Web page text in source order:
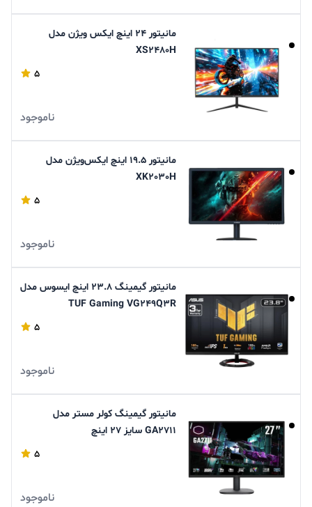
مانیتور 24 اینچ ایکس ویژن مدل
XS2480H
5
ناموجود
مانیتور 19.5 اینچ ایکس‌ویژن مدل
XK2030H
5
ناموجود
مانیتور گیمینگ ۲۳.۸ اینچ ایسوس مدل
TUF Gaming VG۲۴۹Q۳R
5
ناموجود
مانیتور گیمینگ کولر مستر مدل
GA۲۷۱۱ سایز ۲۷ اینچ
5
ناموجود